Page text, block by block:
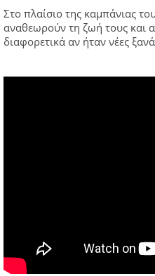
Στο πλαίσιο της καμπάνιας
αναθεωρούν τη ζωή τους και
διαφορετικά αν ήταν νέες